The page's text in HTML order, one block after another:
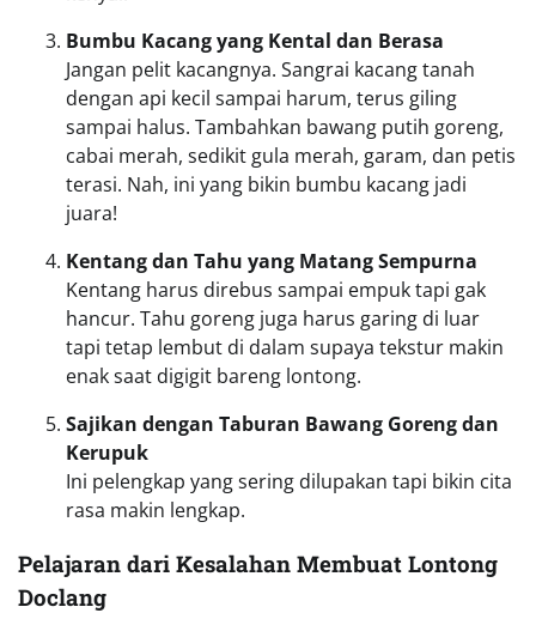
Bumbu Kacang yang Kental dan Berasa
Jangan pelit kacangnya. Sangrai kacang tanah
dengan api kecil sampai harum, terus giling
sampai halus. Tambahkan bawang putih goreng,
cabai merah, sedikit gula merah, garam, dan petis
terasi. Nah, ini yang bikin bumbu kacang jadi
juara!
Kentang dan Tahu yang Matang Sempurna
Kentang harus direbus sampai empuk tapi gak
hancur. Tahu goreng juga harus garing di luar
tapi tetap lembut di dalam supaya tekstur makin
enak saat digigit bareng lontong.
Sajikan dengan Taburan Bawang Goreng dan
Kerupuk
Ini pelengkap yang sering dilupakan tapi bikin cita
rasa makin lengkap.
Pelajaran dari Kesalahan Membuat Lontong
Doclang